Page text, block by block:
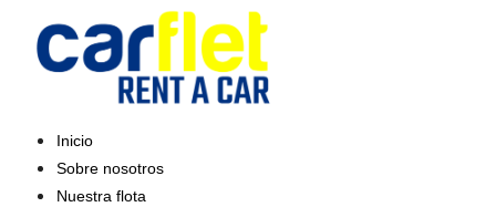
contenido
Inicio
Sobre nosotros
Nuestra flota